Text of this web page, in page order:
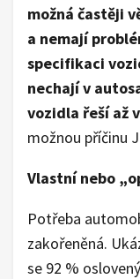
možná častěji
a nemají
specifikaci
nechají v
vozidla řeší až
možnou příčinu
Vlastní nebo
Potřeba
zakořeněná.
se 92 %